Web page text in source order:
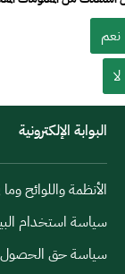
نعم
لا
البوابة الإلكترونية
الأنظمة واللوائح
سياسة استخدام
سياسة حق الحصول